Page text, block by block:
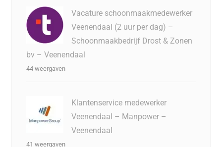
Vacature schoonmaakmedewerker
Veenendaal (2 uur per dag) –
Schoonmaakbedrijf Drost & Zonen
bv – Veenendaal
44 weergaven
Klantenservice medewerker
Veenendaal – Manpower –
Veenendaal
41 weergaven